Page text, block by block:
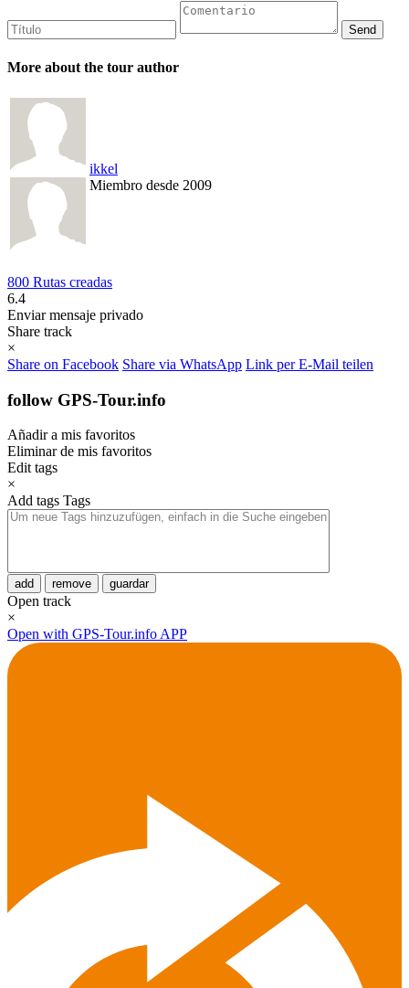
More about the tour author
ikkel
Miembro desde 2009
800 Rutas creadas
6.4
Enviar mensaje privado
Share track
×
Share on Facebook Share via WhatsApp Link per E-Mail teilen
follow GPS-Tour.info
Añadir a mis favoritos
Eliminar de mis favoritos
Edit tags
×
Add tags Tags
add remove guardar
Open track
×
Open with GPS-Tour.info APP